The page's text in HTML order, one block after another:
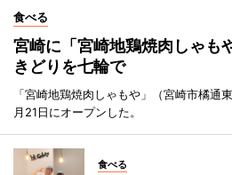
食べる
宮崎に「宮崎地鶏焼肉しゃ
きどりを七輪で
「宮崎地鶏焼肉しゃもや」（宮崎市橘
月21日にオープンした。
食べる